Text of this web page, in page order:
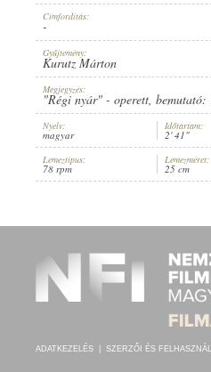
ELŐADÓ: THE
Címfordítás:
-
Gyűjtemény:
Kurutz Márton
Megjegyzés:
"Régi nyár" - operett,
Nyelv:
magyar
Időtartam:
2' 41"
Lemeztípus:
78 rpm
Lemezméret:
25 cm
ADATKEZELÉS SZERZŐI ÉS